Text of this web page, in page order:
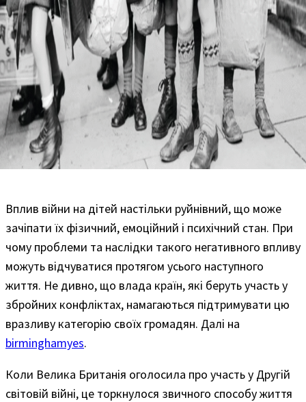
Вплив війни на дітей настільки руйнівний, що може
зачіпати їх фізичний, емоційний і психічний стан. При
чому проблеми та наслідки такого негативного впливу
можуть відчуватися протягом усього наступного
життя. Не дивно, що влада країн, які беруть участь у
збройних конфліктах, намагаються підтримувати цю
вразливу категорію своїх громадян. Далі на
birminghamyes.
Коли Велика Британія оголосила про участь у Другій
світовій війні, це торкнулося звичного способу життя